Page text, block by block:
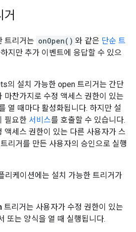
트리거는 onOpen() 와 같은 단순 트
지만 추가 이벤트에 응답할 수 있으
의 설치 가능한 open 트리거는 간단
마찬가지로 수정 액세스 권한이 있는
열 때마다 활성화됩니다. 하지만 설
필요한 서비스를 호출할 수 있습니다.
액세스 권한이 있는 다른 사용자가 스
리거를 만든 사용자의 승인으로 실행
케이션에는 설치 가능한 트리거가
트리거는 사용자가 수정 권한이 있는
또는 양식을 열 때 실행됩니다.